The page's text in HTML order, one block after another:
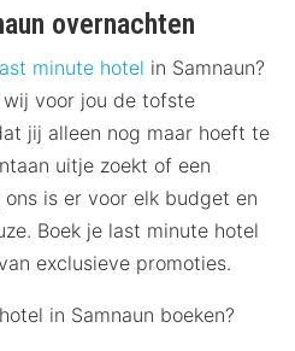
overnachten
minute hotel in Samnaun?
voor jou de tofste
jij alleen nog maar hoeft te
uitje zoekt of een
is er voor elk budget en
Boek je last minute hotel
exclusieve promoties.
in Samnaun boeken?